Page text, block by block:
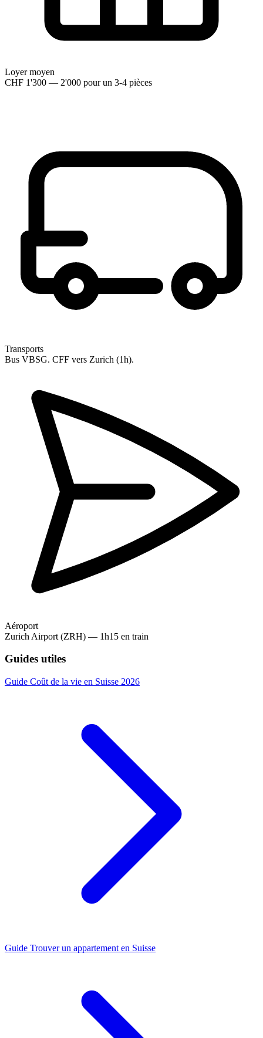
Loyer moyen
CHF 1'300 — 2'000 pour un 3-4 pièces
Transports
Bus VBSG. CFF vers Zurich (1h).
Aéroport
Zurich Airport (ZRH) — 1h15 en train
Guides utiles
Guide Coût de la vie en Suisse 2026
Guide Trouver un appartement en Suisse